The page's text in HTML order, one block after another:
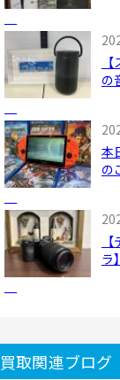
の
本
の
ラ
買取関連ブログ